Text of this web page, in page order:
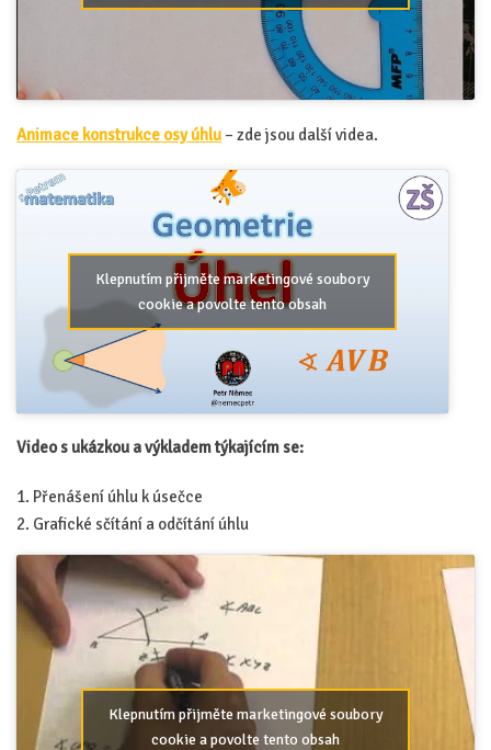
Animace konstrukce osy úhlu – zde jsou další videa.
Klepnutím přijměte marketingové soubory
cookie a povolte tento obsah
Video s ukázkou a výkladem týkajícím se:
Přenášení úhlu k úsečce
Grafické sčítání a odčítání úhlu
Klepnutím přijměte marketingové soubory
cookie a povolte tento obsah